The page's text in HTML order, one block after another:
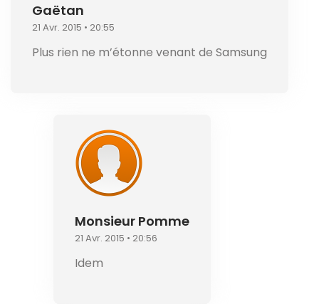
Gaëtan
21 Avr. 2015 • 20:55
Plus rien ne m’étonne venant de Samsung
Monsieur Pomme
21 Avr. 2015 • 20:56
Idem